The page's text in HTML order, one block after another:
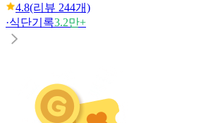
4.8(리뷰 244개)
·식단기록3.2만+